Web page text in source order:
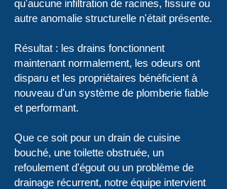
qu'aucune infiltration de racines, fissure ou
autre anomalie structurelle n'était présente.
Résultat : les drains fonctionnent
maintenant normalement, les odeurs ont
disparu et les propriétaires bénéficient à
nouveau d'un système de plomberie fiable
et performant.
Que ce soit pour un drain de cuisine
bouché, une toilette obstruée, un
refoulement d'égout ou un problème de
drainage récurrent, notre équipe intervient